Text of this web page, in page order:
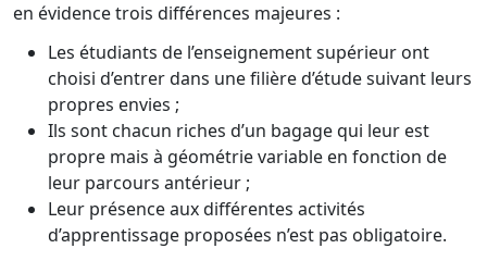
en évidence trois différences majeures :
Les étudiants de l’enseignement supérieur ont
choisi d’entrer dans une filière d’étude suivant leurs
propres envies ;
Ils sont chacun riches d’un bagage qui leur est
propre mais à géométrie variable en fonction de
leur parcours antérieur ;
Leur présence aux différentes activités
d’apprentissage proposées n’est pas obligatoire.